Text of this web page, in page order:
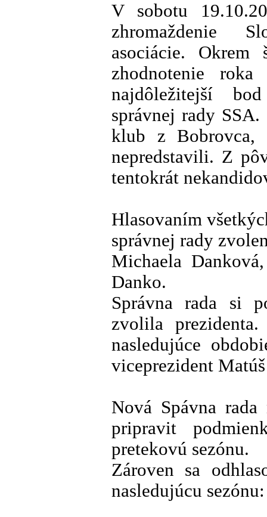
V sobotu
zhromaždenie
asociácie.
zhodnotenie
najdôležitejší
správnej rady
klub z Bobrovca,
nepredstavili. Z
tentokrát
Hlasovaním
správnej rady
Michaela
Danko.
Správna rada si
zvolila
nasledujúce
viceprezident
Nová Spávna
pripravit
pretekovú sezónu.
Zároven sa
nasledujúcu sezónu: